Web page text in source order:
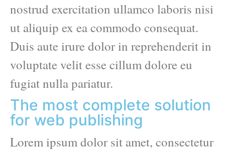
nostrud exercitation ullamco laboris nisi
ut aliquip ex ea commodo consequat.
Duis aute irure dolor in reprehenderit in
voluptate velit esse cillum dolore eu
fugiat nulla pariatur.
The most complete solution
for web publishing
Lorem ipsum dolor sit amet, consectetur